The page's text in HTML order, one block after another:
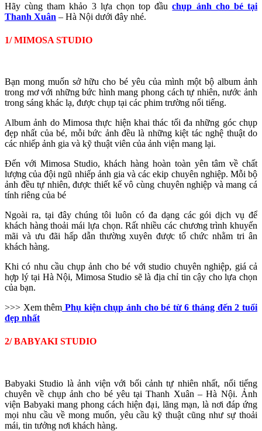
Hãy cùng tham khảo 3 lựa chọn top đầuchụp ảnh cho bé tại
Thanh Xuân – Hà Nội dưới đây nhé.
1/ MIMOSA STUDIO
Bạn mong muốn sở hữu cho bé yêu của mình một bộ album ảnh
trong mơ với những bức hình mang phong cách tự nhiên, nước ảnh
trong sáng khác lạ, được chụp tại các phim trường nổi tiếng.
Album ảnh do Mimosa thực hiện khai thác tối đa những góc chụp
đẹp nhất của bé, mỗi bức ảnh đều là những kiệt tác nghệ thuật do
các nhiếp ảnh gia và kỹ thuật viên của ảnh viện mang lại.
Đến với Mimosa Studio, khách hàng hoàn toàn yên tâm về chất
lượng của đội ngũ nhiếp ảnh gia và các ekip chuyên nghiệp. Mỗi bộ
ảnh đều tự nhiên, được thiết kế vô cùng chuyên nghiệp và mang cá
tính riêng của bé
Ngoài ra, tại đây chúng tôi luôn có đa dạng các gói dịch vụ để
khách hàng thoải mái lựa chọn. Rất nhiều các chương trình khuyến
mãi và ưu đãi hấp dẫn thường xuyên được tổ chức nhằm tri ân
khách hàng.
Khi có nhu cầu chụp ảnh cho bé với studio chuyên nghiệp, giá cả
hợp lý tại Hà Nội, Mimosa Studio sẽ là địa chỉ tin cậy cho lựa chọn
của bạn.
>>> Xem thêm Phụ kiện chụp ảnh cho bé từ 6 tháng đến 2 tuổi
đẹp nhất
2/ BABYAKI STUDIO
Babyaki Studio là ảnh viện với bối cảnh tự nhiên nhất, nổi tiếng
chuyên về chụp ảnh cho bé yêu tại Thanh Xuân – Hà Nội. Ảnh
viện Babyaki mang phong cách hiện đại, lãng mạn, là nơi đáp ứng
mọi nhu cầu về mong muốn, yêu cầu kỹ thuật cũng như sự thoải
mái, tin tưởng nơi khách hàng.